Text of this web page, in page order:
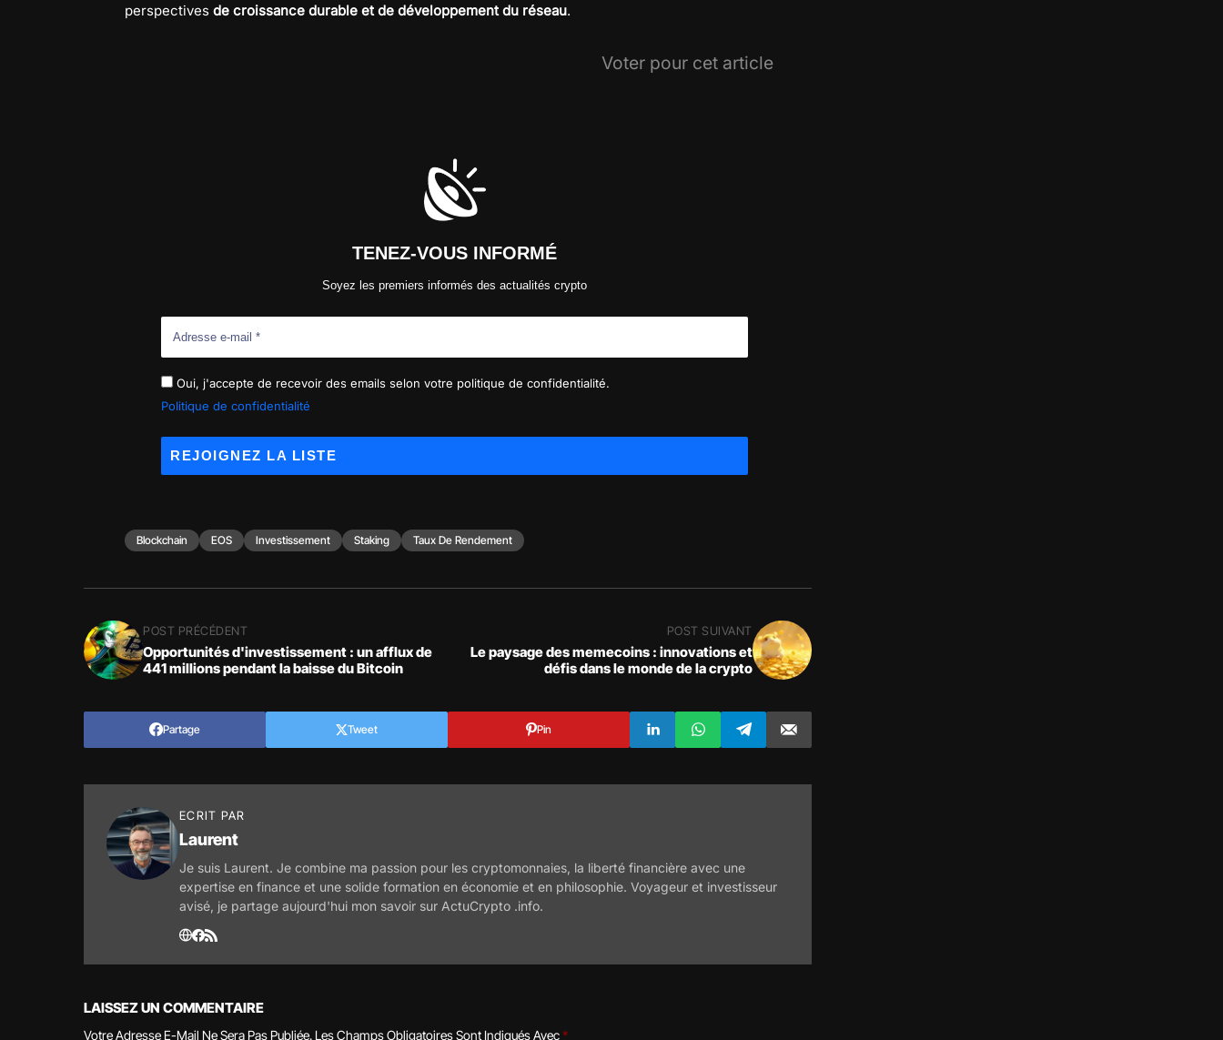
perspectives de croissance durable et de développement du réseau.
Voter pour cet article
TENEZ-VOUS INFORMÉ
Soyez les premiers informés des actualités crypto
Oui, j'accepte de recevoir des emails selon votre politique de confidentialité.
Politique de confidentialité
Blockchain EOS Investissement Staking Taux De Rendement
POST PRÉCÉDENT
Opportunités d'investissement : un afflux de
441 millions pendant la baisse du Bitcoin
POST SUIVANT
Le paysage des memecoins : innovations et
défis dans le monde de la crypto
Partage Tweet Pin
ECRIT PAR
Laurent
Je suis Laurent. Je combine ma passion pour les cryptomonnaies, la liberté financière avec une
expertise en finance et une solide formation en économie et en philosophie. Voyageur et investisseur
avisé, je partage aujourd'hui mon savoir sur ActuCrypto .info.
LAISSEZ UN COMMENTAIRE
Votre Adresse E-Mail Ne Sera Pas Publiée. Les Champs Obligatoires Sont Indiqués Avec*